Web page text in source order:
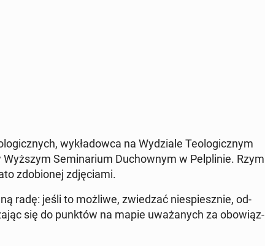
wy­kła­dow­ca na Wy­dzia­le Teo­lo­gicz­nym
Se­mi­na­rium Du­chow­nym w Pel­pli­nie. Rzym
zdo­bio­nej zdję­cia­mi.
radę: jeśli to możliwe, zwie­dzać nie­spiesz­nie, od­
się do punktów na mapie uwa­ża­nych za obo­wiąz­